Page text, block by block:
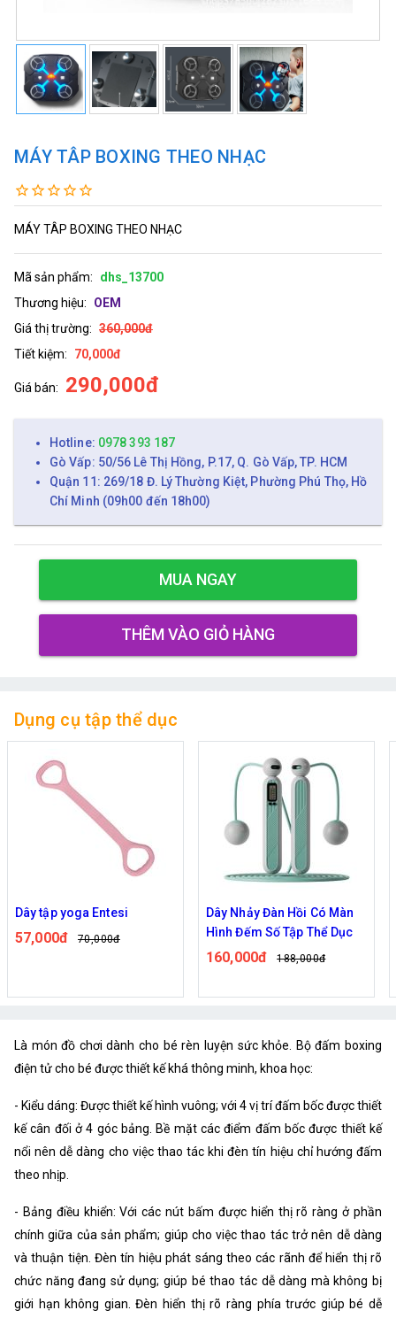
MÁY TÂP BOXING THEO NHẠC
MÁY TÂP BOXING THEO NHẠC
Mã sản phẩm:
dhs_13700
Thương hiệu:
OEM
Giá thị trường: 360,000đ
Tiết kiệm:
70,000đ
Giá bán: 290,000đ
Hotline: 0978 393 187
Gò Vấp: 50/56 Lê Thị Hồng, P.17, Q. Gò Vấp, TP. HCM
Quận 11: 269/18 Đ. Lý Thường Kiệt, Phường Phú Thọ, Hồ
Chí Minh (09h00 đến 18h00)
MUA NGAY
THÊM VÀO GIỎ HÀNG
Dụng cụ tập thể dục
Dây tập yoga Entesi
57,000đ 70,000đ
Dây Nhảy Đàn Hồi Có Màn
Hình Đếm Số Tập Thể Dục
160,000đ 188,000đ
Là món đồ chơi dành cho bé rèn luyện sức khỏe. Bộ đấm boxing
điện tử cho bé được thiết kế khá thông minh, khoa học:
- Kiểu dáng: Được thiết kế hình vuông; với 4 vị trí đấm bốc được thiết
kế cân đối ở 4 góc bảng. Bề mặt các điểm đấm bốc được thiết kế
nổi nên dễ dàng cho việc thao tác khi đèn tín hiệu chỉ hướng đấm
theo nhịp.
- Bảng điều khiển: Với các nút bấm được hiển thị rõ ràng ở phần
chính giữa của sản phẩm; giúp cho việc thao tác trở nên dễ dàng
và thuận tiện. Đèn tín hiệu phát sáng theo các rãnh để hiển thị rõ
chức năng đang sử dụng; giúp bé thao tác dễ dàng mà không bị
giới hạn không gian. Đèn hiển thị rõ ràng phía trước giúp bé dễ